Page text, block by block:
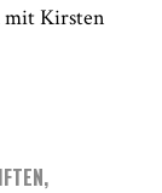
mit Kirsten